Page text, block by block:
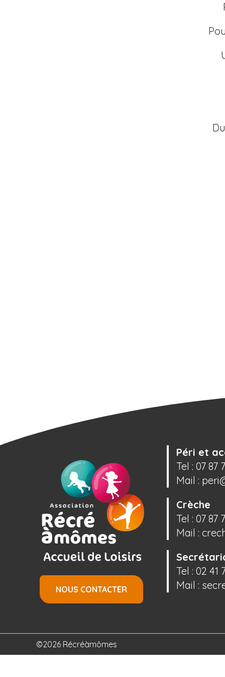
NOUS CONTACTER
Péri et
Tel : 07 87
Mail :
Crèche
Tel : 07 87
Mail :
Tel : 02 41
Mail :
©2026 Récréàmômes